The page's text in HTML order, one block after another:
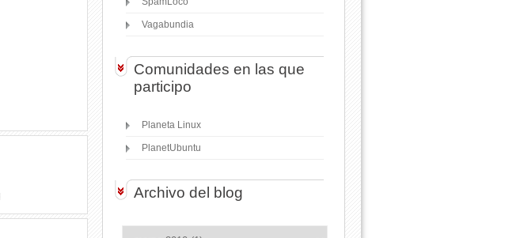
Vagabundia
Comunidades en las que
participo
Planeta Linux
PlanetUbuntu
Archivo del blog